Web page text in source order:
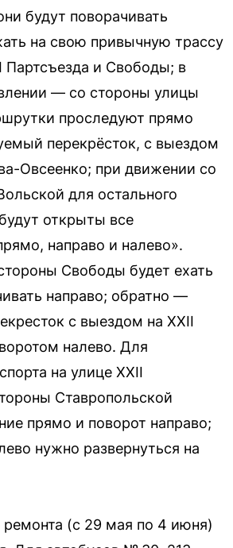
будут поворачивать
на свою привычную трассу
Партсъезда и Свободы; в
— со стороны улицы
проследуют прямо
перекрёсток, с выездом
Овсеенко; при движении со
для остального
открыты все
направо и налево».
Свободы будет ехать
направо; обратно —
с выездом на XXII
налево. Для
на улице XXII
Ставропольской
прямо и поворот направо;
нужно развернуться на
ремонта (с 29 мая по 4 июня)